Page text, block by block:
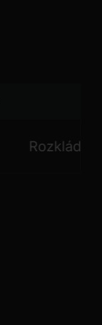
Rozkládací